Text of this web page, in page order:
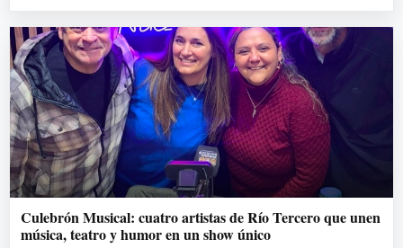
Culebrón Musical: cuatro artistas de Río Tercero que unen
música, teatro y humor en un show único